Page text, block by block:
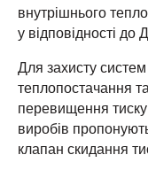
внутрішнього
у відповідності
Для захисту
теплопостачання
перевищення тиску
виробів
клапан скидання